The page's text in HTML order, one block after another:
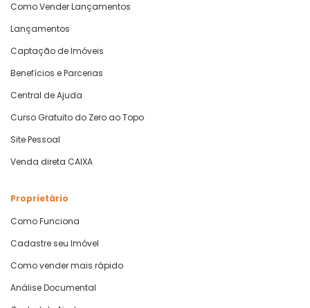
Como Vender Lançamentos
Lançamentos
Captação de Imóveis
Benefícios e Parcerias
Central de Ajuda
Curso Gratuito do Zero ao Topo
Site Pessoal
Venda direta CAIXA
Proprietário
Como Funciona
Cadastre seu Imóvel
Como vender mais rápido
Análise Documental